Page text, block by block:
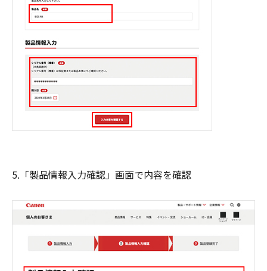
5.「製品情報入力確認」画面で内容を確認